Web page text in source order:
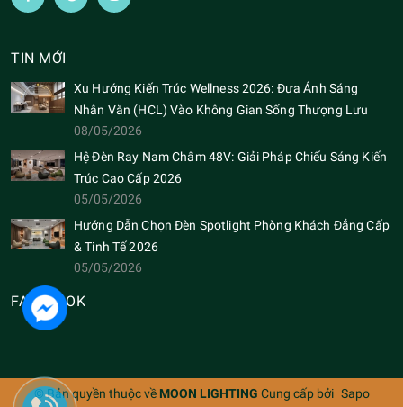
TIN MỚI
Xu Hướng Kiến Trúc Wellness 2026: Đưa Ánh Sáng
Nhân Văn (HCL) Vào Không Gian Sống Thượng Lưu
08/05/2026
Hệ Đèn Ray Nam Châm 48V: Giải Pháp Chiếu Sáng Kiến
Trúc Cao Cấp 2026
05/05/2026
Hướng Dẫn Chọn Đèn Spotlight Phòng Khách Đẳng Cấp
& Tinh Tế 2026
05/05/2026
FACEBOOK
© Bản quyền thuộc về MOON LIGHTING Cung cấp bởi Sapo